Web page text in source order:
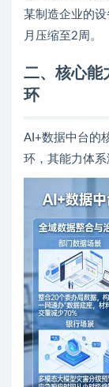
某制造企业的
月压缩至2周。
二、核心能
环
AI+数据中台的
环，其能力体系